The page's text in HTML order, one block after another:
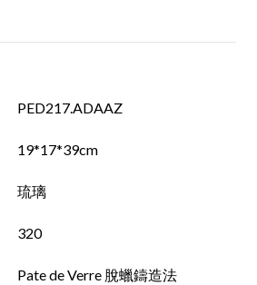
PED217.ADAAZ
19*17*39cm
琉璃
320
Pate de Verre 脫蠟鑄造法